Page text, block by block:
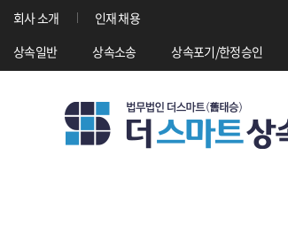
회사 소개
인재 채용
상속일반
상속소송 상속포기/한정승인